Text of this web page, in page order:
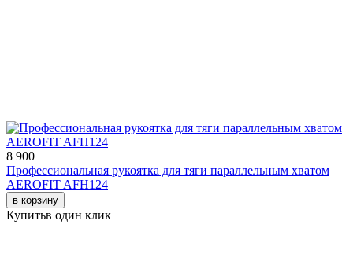
8 900
Профессиональная рукоятка для тяги параллельным хватом
AEROFIT AFH124
в корзину
Купитьв один клик